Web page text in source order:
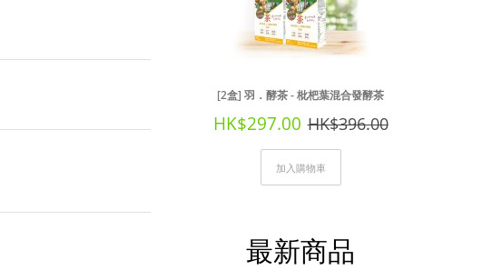
[2盒] 羽．酵茶 - 枇杷葉混合發酵茶
HK$297.00 HK$396.00
加入購物車
最新商品